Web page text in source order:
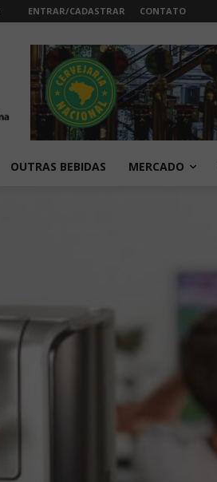
ENTRAR/CADASTRAR CONTATO
OUTRAS BEBIDAS MERCADO